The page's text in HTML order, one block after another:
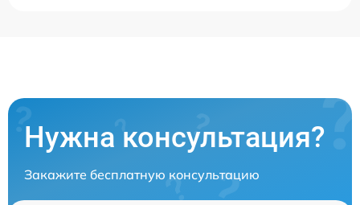
Нужна консультация?
Закажите бесплатную консультацию